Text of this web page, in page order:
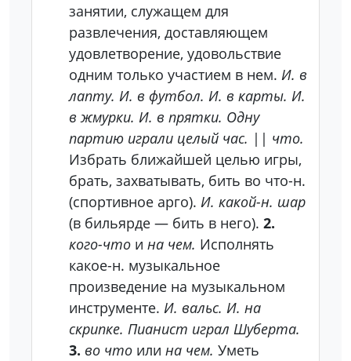
занятии, служащем для
развлечения, доставляющем
удовлетворение, удовольствие
одним только участием в нем. И. в
лапту. И. в футбол. И. в карты. И.
в жмурки. И. в прятки. Одну
партию играли целый час. || что.
Избрать ближайшей целью игры,
брать, захватывать, бить во что-н.
(спортивное арго). И. какой-н. шар
(в бильярде — бить в него). 2.
кого-что и на чем. Исполнять
какое-н. музыкальное
произведение на музыкальном
инструменте. И. вальс. И. на
скрипке. Пианист играл Шуберта.
3. во что или на чем. Уметь